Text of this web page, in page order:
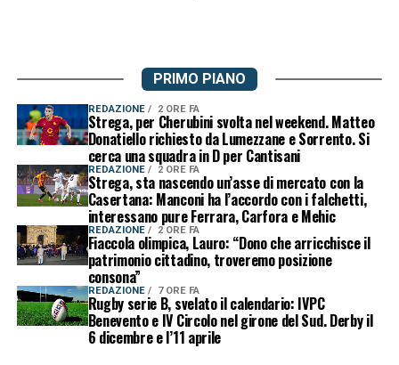
PRIMO PIANO
REDAZIONE 2 ORE FA
Strega, per Cherubini svolta nel weekend. Matteo
Donatiello richiesto da Lumezzane e Sorrento. Si
cerca una squadra in D per Cantisani
REDAZIONE 2 ORE FA
Strega, sta nascendo un’asse di mercato con la
Casertana: Manconi ha l’accordo con i falchetti,
interessano pure Ferrara, Carfora e Mehic
REDAZIONE 2 ORE FA
Fiaccola olimpica, Lauro: “Dono che arricchisce il
patrimonio cittadino, troveremo posizione
consona”
REDAZIONE 7 ORE FA
Rugby serie B, svelato il calendario: IVPC
Benevento e IV Circolo nel girone del Sud. Derby il
6 dicembre e l’11 aprile